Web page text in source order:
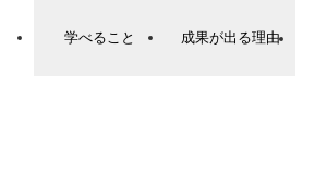
学べること 成果が出る理由